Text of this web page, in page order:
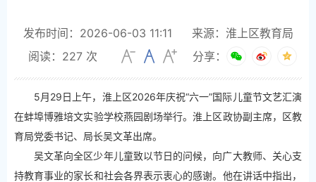
发布时间：2026-06-03 11:11
来源：淮上区教育局
阅读： 227次 分享：
5月29日上午，淮上区2026年庆祝“六一”国际儿童节文艺汇演
在蚌埠博雅培文实验学校燕园剧场举行。淮上区政协副主席，区教
育局党委书记、局长吴文革出席。
吴文革向全区少年儿童致以节日的问候，向广大教师、关心支
持教育事业的家长和社会各界表示衷心的感谢。他在讲话中指出，